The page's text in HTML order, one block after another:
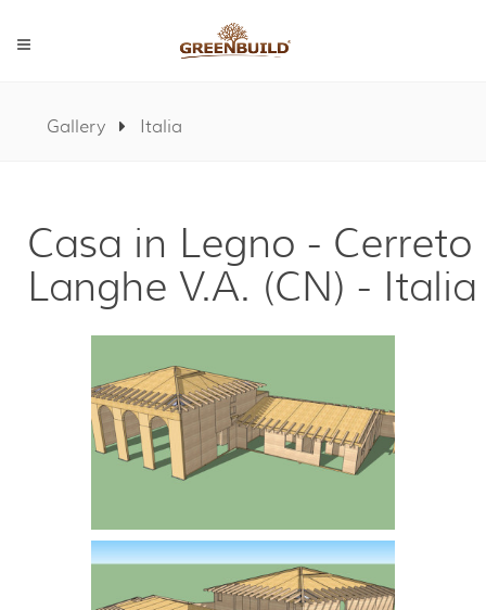
Gallery Italia
Casa in Legno - Cerreto
Langhe V.A. (CN) - Italia